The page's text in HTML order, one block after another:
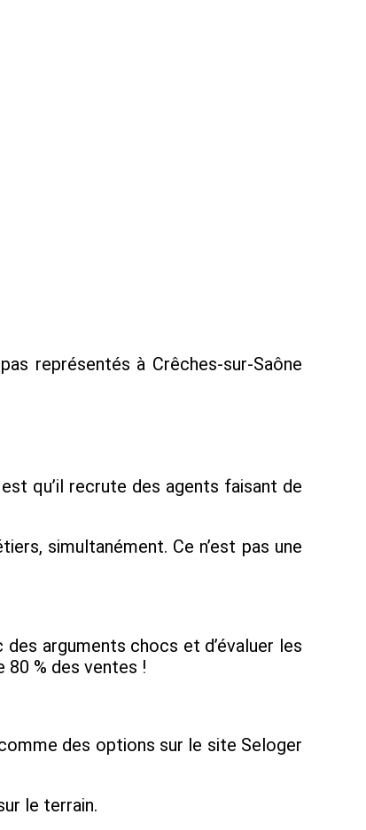
représentés à Crêches-sur-Saône
qu’il recrute des agents faisant de
simultanément. Ce n’est pas une
arguments chocs et d’évaluer les
80 % des ventes !
des options sur le site Seloger
le terrain.